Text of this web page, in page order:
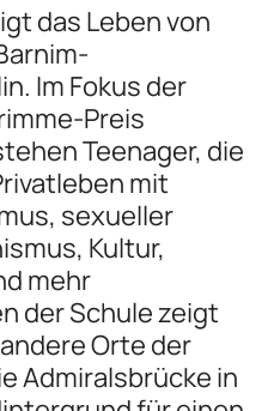
das Leben von
Im Fokus der
Preis
Teenager, die
mit
sexueller
Kultur,
mehr
der Schule zeigt
Orte der
Admiralsbrücke in